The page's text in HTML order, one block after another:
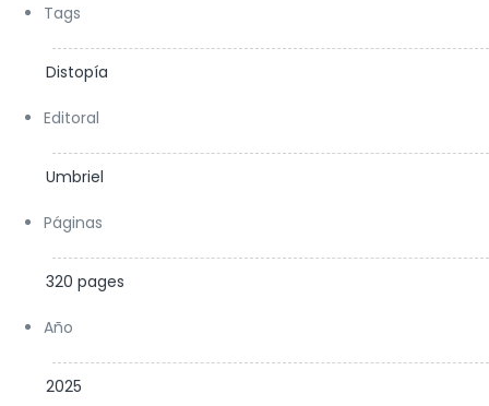
Tags
Distopía
Editoral
Umbriel
Páginas
320 pages
Año
2025